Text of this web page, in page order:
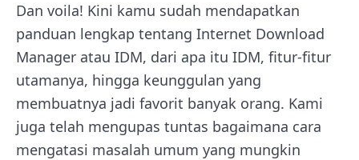
Dan voila! Kini kamu sudah mendapatkan
panduan lengkap tentang Internet Download
Manager atau IDM, dari apa itu IDM, fitur-fitur
utamanya, hingga keunggulan yang
membuatnya jadi favorit banyak orang. Kami
juga telah mengupas tuntas bagaimana cara
mengatasi masalah umum yang mungkin